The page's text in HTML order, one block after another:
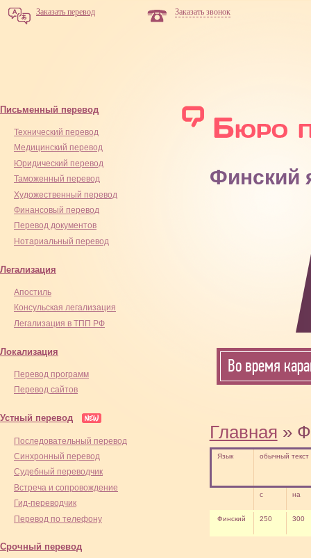
Заказать перевод Заказать звонок
Письменный перевод
Технический перевод
Медицинский перевод
Юридический перевод
Таможенный перевод
Художественный перевод
Финансовый перевод
Перевод документов
Нотариальный перевод
Легализация
Апостиль
Консульская легализация
Легализация в ТПП РФ
Локализация
Перевод программ
Перевод сайтов
Устный перевод
Последовательный перевод
Синхронный перевод
Cудебный переводчик
Встреча и сопровождение
Гид-переводчик
Перевод по телефону
Срочный перевод
Финский
Во время
Главная »
Язык обычный текст
с на
Финский 250 300